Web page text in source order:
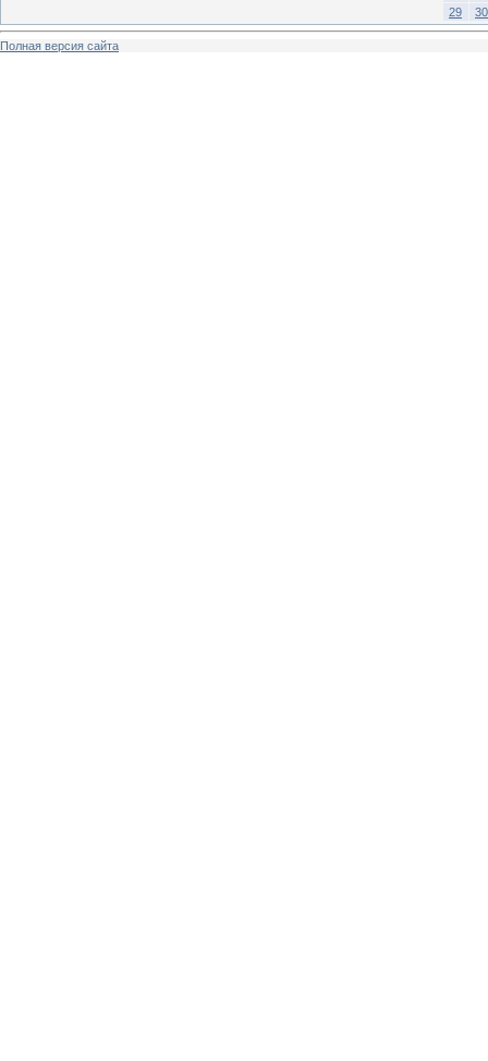
29 30
Полная версия сайта